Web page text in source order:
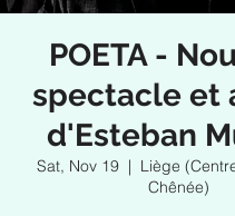
POETA -
spectacle et
d'Esteban
Sat, Nov 19
  |
Liège
Chênée)